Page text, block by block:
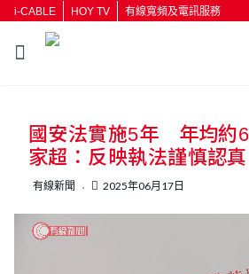
i-CABLE HOY TV 有線寬頻及電訊服務
按輸入鍵開始搜尋
國安法實施5年 年均約
家超：反映執法謹慎認真
有線新聞 2025年06月17日